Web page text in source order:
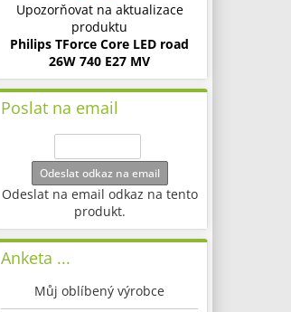
Upozorňovat na aktualizace
produktu
Philips TForce Core LED road
26W 740 E27 MV
Poslat na email
Odeslat odkaz na email
Odeslat na email odkaz na tento
produkt.
Anketa ...
Můj oblíbený výrobce